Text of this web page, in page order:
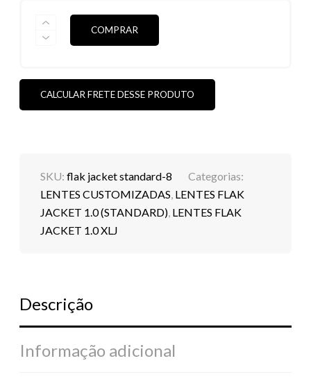
KIT
BORRACHAS
1.0
QUANTIDADE
COMPRAR
CALCULAR FRETE DESSE PRODUTO
SKU:flak jacket standard-8
Categorias:
LENTES CUSTOMIZADAS, LENTES FLAK
JACKET 1.0 (STANDARD), LENTES FLAK
JACKET 1.0 XLJ
Descrição
Informação adicional